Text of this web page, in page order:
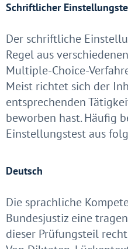
Schriftlicher
Der schriftliche
Regel aus
Multiple-Choice-
Meist richtet sich der
entsprechenden
beworben hast. Häufig
Einstellungstest aus
Deutsch
Die sprachliche
Bundesjustiz eine
dieser Prüfungsteil